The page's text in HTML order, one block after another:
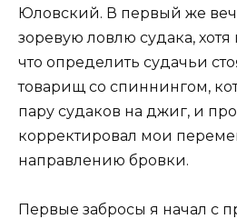
Юловский. В первый же
зоревую ловлю судака, хотя
что определить судачьи
товарищ со спиннингом,
пару судаков на джиг, и
корректировал мои
направлению бровки.
Первые забросы я начал с